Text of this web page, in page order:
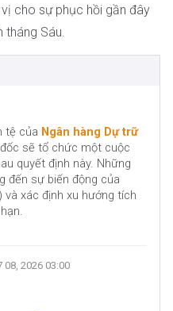
cho sự phục hồi gần đây
tháng Sáu.
tệ của Ngân hàng Dự trữ
sẽ tổ chức một cuộc
quyết định này. Những
đến sự biến động của
và xác định xu hướng tích
08, 2026 03:00